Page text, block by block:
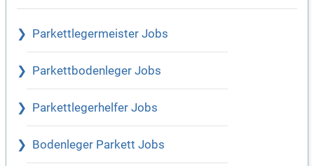
Parkettlegermeister Jobs
Parkettbodenleger Jobs
Parkettlegerhelfer Jobs
Bodenleger Parkett Jobs